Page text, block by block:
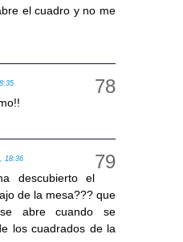
el cuadro y no me
18:36
descubierto el
de la mesa??? que
abre cuando se
los cuadrados de la